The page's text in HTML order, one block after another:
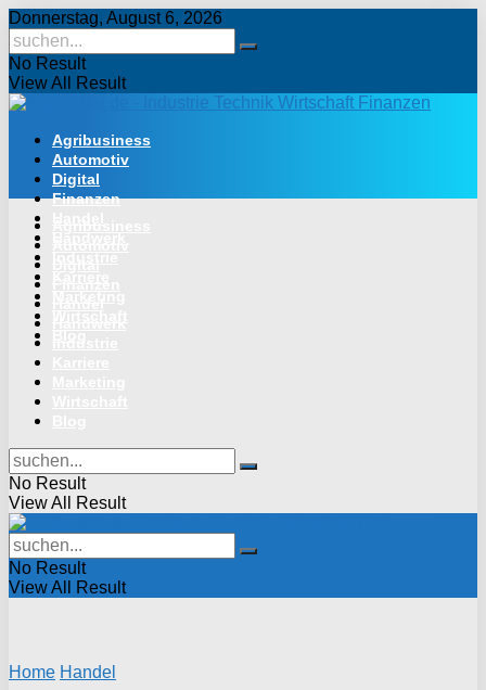
Donnerstag, August 6, 2026
No Result
View All Result
Agribusiness
Automotiv
Digital
Finanzen
No Result
View All Result
No Result
View All Result
Home Handel